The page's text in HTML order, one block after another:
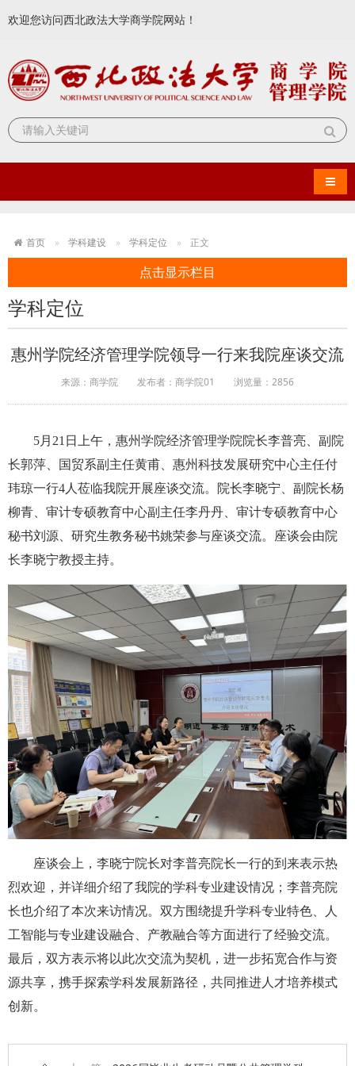
欢迎您访问西北政法大学商学院网站！
导航
首页 学科建设 学科定位 正文
点击显示栏目
学科定位
惠州学院经济管理学院领导一行来我院座谈交流
来源：商学院 发布者：商学院01 浏览量： 2856
5月21日上午，惠州学院经济管理学院院长李普亮、副院
长郭萍、国贸系副主任黄甫、惠州科技发展研究中心主任付
玮琼一行4 人 莅临我院开展座谈交流。院长李晓宁、副院长杨
柳青、审计专硕教育中心副主任李丹丹、审计专硕教育中心
秘书刘源、研究生教务秘书姚荣参与座谈交流。座谈会由院
长李晓宁教授主持。
座谈会上，李晓宁院长对李普亮院长一行的到来表示热
烈欢迎， 并详细介绍了我院的学科专业建设情况； 李普亮院
长也介绍了本次来访情况。双方围绕提升学科专业特色、人
工智能与专业建设融合、产教融合等方面进行了经验交流。
最后， 双方表示将以此次交流为契机，进一步拓宽合作与资
源共享，携手探索学科发展新路径，共同推进人才培养模式
创新。